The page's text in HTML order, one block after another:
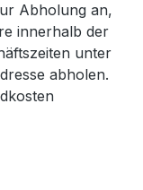
Abholung an,
innerhalb der
unter
abholen.